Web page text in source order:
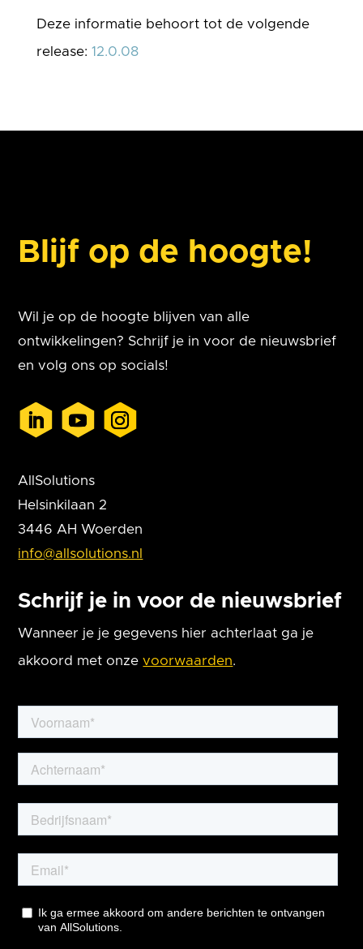
Deze informatie behoort tot de volgende
release: 12.0.08
Blijf op de hoogte!
Wil je op de hoogte blijven van alle
ontwikkelingen? Schrijf je in voor de nieuwsbrief
en volg ons op socials!
AllSolutions
Helsinkilaan 2
3446 AH Woerden
info@allsolutions.nl
Schrijf je in voor de nieuwsbrief
Wanneer je je gegevens hier achterlaat ga je
akkoord met onzevoorwaarden.